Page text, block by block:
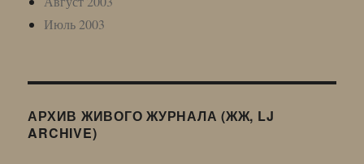
Июль 2003
АРХИВ ЖИВОГО ЖУРНАЛА (ЖЖ, LJ
ARCHIVE)